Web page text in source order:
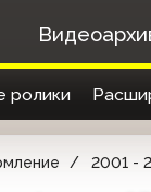
ролики
2001 -